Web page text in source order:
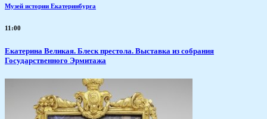
Музей истории Екатеринбурга
11:00
Екатерина Великая. Блеск престола. Выставка из собрания
Государственного Эрмитажа